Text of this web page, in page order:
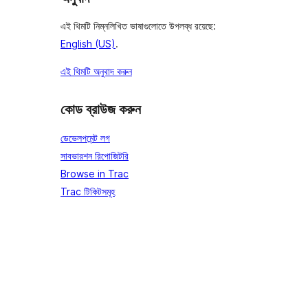
এই থিমটি নিম্নলিখিত ভাষাগুলোতে উপলব্ধ রয়েছে:
English (US).
এই থিমটি অনুবাদ করুন
কোড ব্রাউজ করুন
ডেভেলপমেন্ট লগ
সাবভারশন রিপোজিটরি
Browse in Trac
Trac টিকিটসমূহ